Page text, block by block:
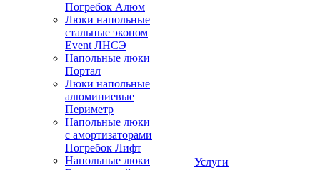
Погребок Алюм
Люки напольные
стальные эконом
Event ЛНСЭ
Напольные люки
Портал
Люки напольные
алюминиевые
Периметр
Напольные люки
с амортизаторами
Погребок Лифт
Напольные люки
Услуги